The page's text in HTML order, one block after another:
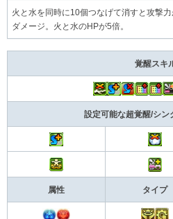
火と水を同時に10個つなげて消すと攻撃
ダメージ。火と水のHPが5倍。
覚醒スキ
設定可能な超覚醒/シン
属性 タイプ